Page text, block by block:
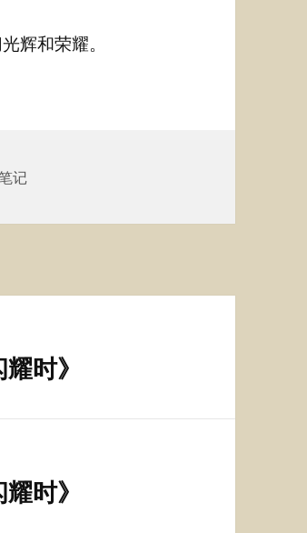
辉和荣耀。
记
时》
时》